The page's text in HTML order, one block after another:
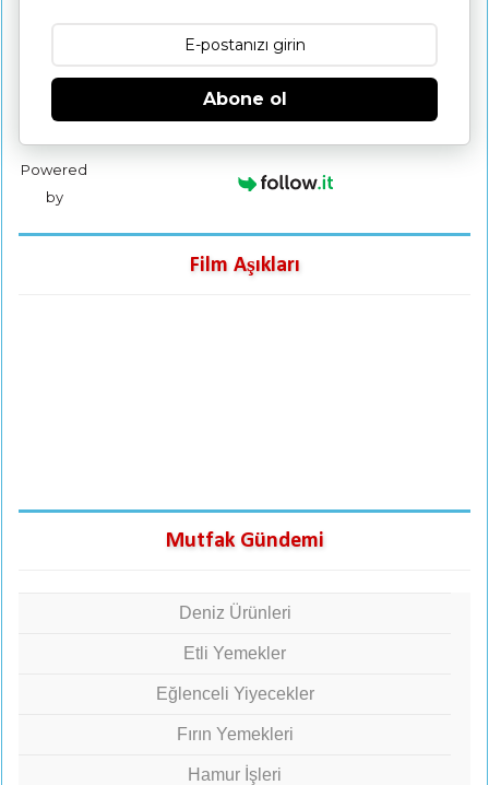
Abone ol
Powered
by
Film Aşıkları
Mutfak Gündemi
Deniz Ürünleri
Etli Yemekler
Eğlenceli Yiyecekler
Fırın Yemekleri
Hamur İşleri